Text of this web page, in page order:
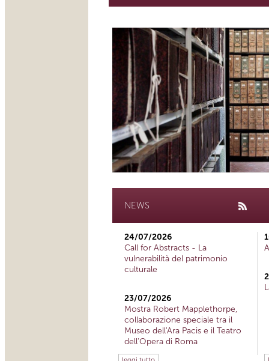
NEWS
24/07/2026
Call for Abstracts - La
vulnerabilità del patrimonio
culturale
23/07/2026
Mostra Robert Mapplethorpe,
collaborazione speciale tra il
Museo dell'Ara Pacis e il Teatro
dell'Opera di Roma